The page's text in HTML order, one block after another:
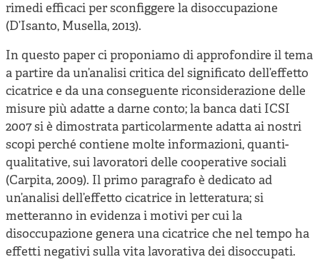
rimedi efficaci per sconfiggere la disoccupazione
(D’Isanto, Musella, 2013).
In questo paper ci proponiamo di approfondire il tema
a partire da un’analisi critica del significato dell’effetto
cicatrice e da una conseguente riconsiderazione delle
misure più adatte a darne conto; la banca dati ICSI
2007 si è dimostrata particolarmente adatta ai nostri
scopi perché contiene molte informazioni, quanti-
qualitative, sui lavoratori delle cooperative sociali
(Carpita, 2009). Il primo paragrafo è dedicato ad
un’analisi dell’effetto cicatrice in letteratura; si
metteranno in evidenza i motivi per cui la
disoccupazione genera una cicatrice che nel tempo ha
effetti negativi sulla vita lavorativa dei disoccupati.